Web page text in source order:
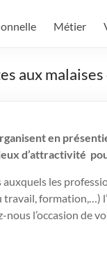
Métier
aux malaises
en
d’attractivité
les
formation,…)
l’occasion de